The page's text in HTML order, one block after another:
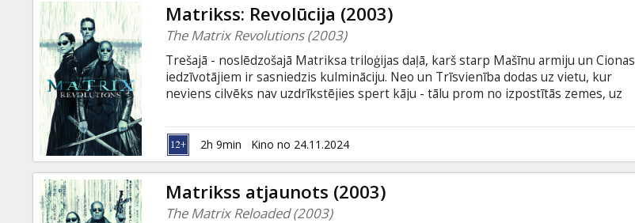
Matrikss: Revolūcija (2003)
The Matrix Revolutions (2003)
Trešajā - noslēdzošajā Matriksa triloģijas daļā, karš starp Mašīnu armiju un Cionas
iedzīvotājiem ir sasniedzis kulmināciju. Neo un Trīsvienība dodas uz vietu, kur
neviens cilvēks nav uzdrīkstējies spert kāju - tālu prom no izpostītās zemes, uz
lai noslēgtu darījumu - vienīgo pasaules cerību uz izdzīvošanu. Karš drīz būs
beidzies. Neo un divu civilizāciju liktenis ir atkarīgs no viņa pēdējās cīņas ar Aģentu
Smitu. Filma angļu valodā ar subtitriem latviešu un krievu valodā.
2h 9min Kino no 24.11.2024
Matrikss atjaunots (2003)
The Matrix Reloaded (2003)